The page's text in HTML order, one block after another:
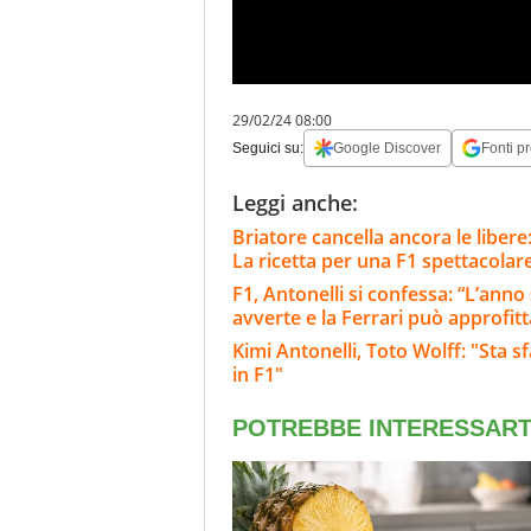
29/02/24 08:00
Seguici su: Google Discover Fonti
Leggi anche:
Briatore cancella ancora le
La ricetta per una F1
F1, Antonelli si confessa:
avverte e la Ferrari può
Kimi Antonelli, Toto Wolff: "Sta
in F1"